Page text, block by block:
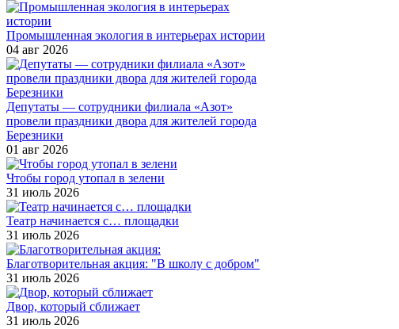
Промышленная экология в интерьерах истории
04 авг 2026
Депутаты — сотрудники филиала «Азот»
провели праздники двора для жителей города
Березники
01 авг 2026
Чтобы город утопал в зелени
31 июль 2026
Театр начинается с… площадки
31 июль 2026
Благотворительная акция: "В школу с добром"
31 июль 2026
Двор, который сближает
31 июль 2026